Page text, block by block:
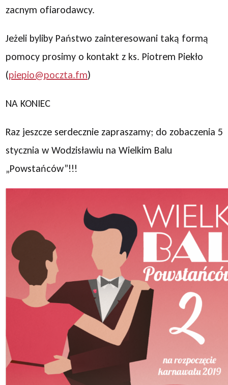
zacnym ofiarodawcy.
Jeżeli byliby Państwo zainteresowani taką formą
pomocy prosimy o kontakt z ks. Piotrem Piekło
(piepio@poczta.fm)
NA KONIEC
Raz jeszcze serdecznie zapraszamy; do zobaczenia 5
stycznia w Wodzisławiu na Wielkim Balu
„Powstańców”!!!